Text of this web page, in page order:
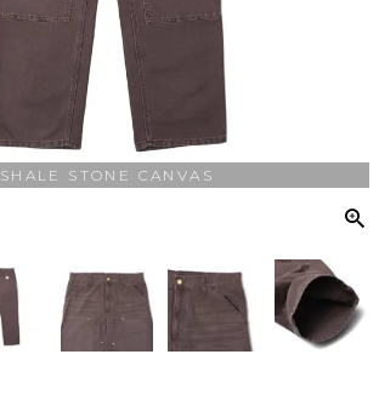
SHALE STONE CANVAS